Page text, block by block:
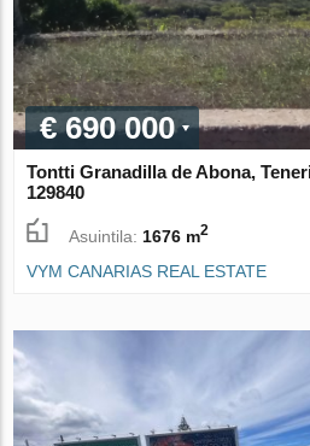
€ 690 000
Tontti Granadilla de Abona,
129840
Asuintila: 1676 m2
VYM CANARIAS REAL ESTATE